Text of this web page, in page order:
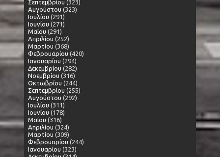
Σεπτεμβρίου (323)
Αυγούστου (323)
Ιουλίου (291)
Ιουνίου (271)
Μαΐου (291)
Απριλίου (252)
Μαρτίου (368)
Φεβρουαρίου (420)
Ιανουαρίου (294)
Δεκεμβρίου (282)
Νοεμβρίου (316)
Οκτωβρίου (244)
Σεπτεμβρίου (255)
Αυγούστου (292)
Ιουλίου (311)
Ιουνίου (178)
Μαΐου (316)
Απριλίου (324)
Μαρτίου (309)
Φεβρουαρίου (244)
Ιανουαρίου (323)